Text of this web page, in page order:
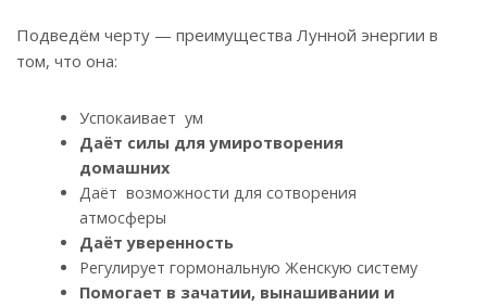
Подведём черту — преимущества Лунной энергии в
том, что она:
Успокаивает ум
Даёт силы для умиротворения
домашних
Даёт возможности для сотворения
атмосферы
Даёт уверенность
Регулирует гормональную Женскую систему
Помогает в зачатии, вынашивании и